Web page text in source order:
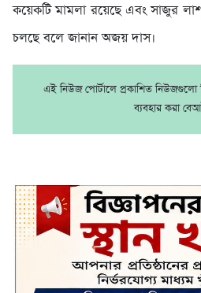
কয়েকটি মামলা রয়েছে এবং সাজুর লাশ
চলছে বলে জানান অজয় দাস।
এই নিউজ পোর্টালে প্রকাশিত
ব্যবহার করা